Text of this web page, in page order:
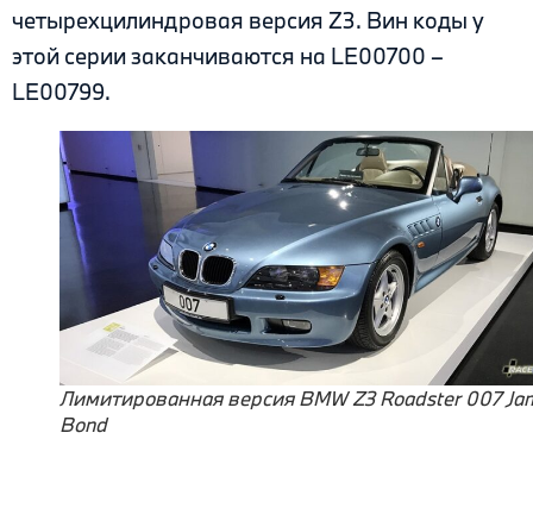
четырехцилиндровая версия Z3. Вин коды у
этой серии заканчиваются на LE00700 –
LE00799.
Лимитированная версия BMW Z3 Roadster 007
Bond